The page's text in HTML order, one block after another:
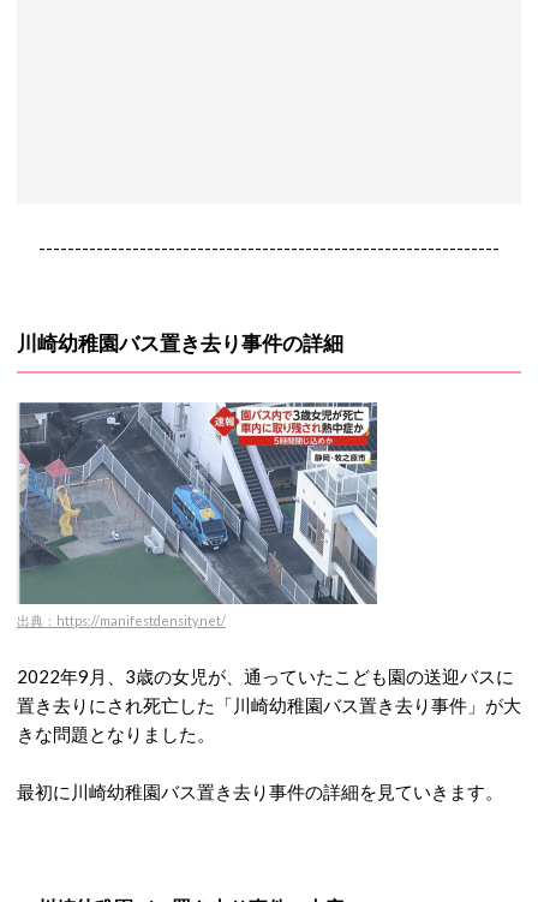
----------------------------------------------------------------
川崎幼稚園バス置き去り事件の詳細
出典：https://manifestdensity.net/
2022年9月、3歳の女児が、通っていたこども園の送迎バスに
置き去りにされ死亡した「川崎幼稚園バス置き去り事件」が大
きな問題となりました。
最初に川崎幼稚園バス置き去り事件の詳細を見ていきます。